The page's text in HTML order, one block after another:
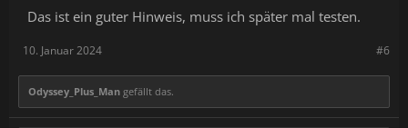
Das ist ein guter Hinweis, muss ich später mal testen.
#6
10. Januar 2024
Odyssey_Plus_Man gefällt das.